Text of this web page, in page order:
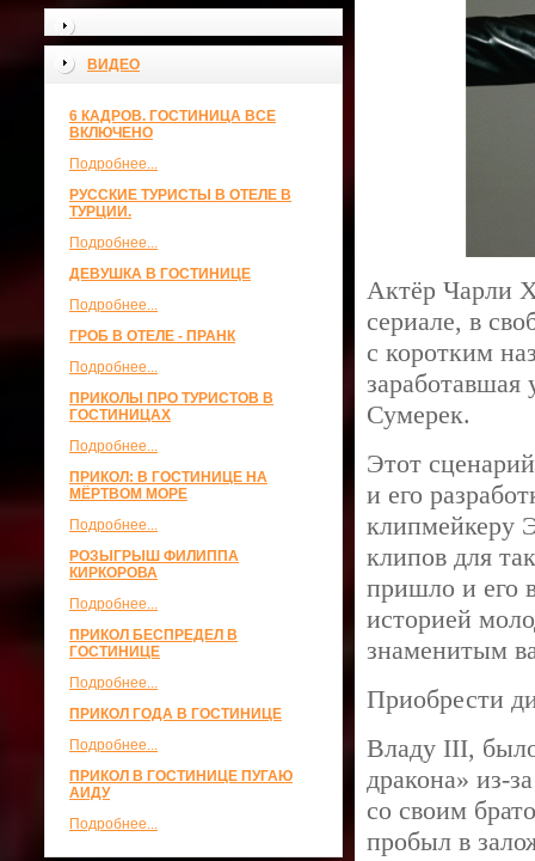
ВИДЕО
6 КАДРОВ. ГОСТИНИЦА ВСЕ
ВКЛЮЧЕНО
Подробнее...
РУССКИЕ ТУРИСТЫ В ОТЕЛЕ В
ТУРЦИИ.
Подробнее...
ДЕВУШКА В ГОСТИНИЦЕ
Подробнее...
ГРОБ В ОТЕЛЕ - ПРАНК
Подробнее...
ПРИКОЛЫ ПРО ТУРИСТОВ В
ГОСТИНИЦАХ
Подробнее...
ПРИКОЛ: В ГОСТИНИЦЕ НА
МЁРТВОМ МОРЕ
Подробнее...
РОЗЫГРЫШ ФИЛИППА
КИРКОРОВА
Подробнее...
ПРИКОЛ БЕСПРЕДЕЛ В
ГОСТИНИЦЕ
Подробнее...
ПРИКОЛ ГОДА В ГОСТИНИЦЕ
Подробнее...
ПРИКОЛ В ГОСТИНИЦЕ ПУГАЮ
АИДУ
Подробнее...
Актёр Чарли
сериале, в
с коротким
Сумерек.
Этот
и его
клипмейкеру
клипов для
пришло и его
историей
знаменитым
Приобрести
Владу III,
дракона» из-
со своим
пробыл в